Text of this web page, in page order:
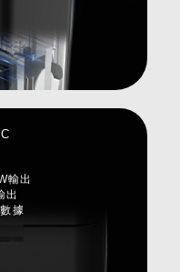
輸出
出
據